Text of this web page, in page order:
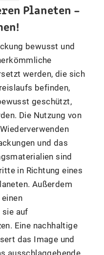
Planeten –
bewusst und
werden, die sich
befinden,
geschützt,
Die Nutzung von
und das
sind
in Richtung eines
Außerdem
sie auf
Eine nachhaltige
das Image und
ausschlaggebende